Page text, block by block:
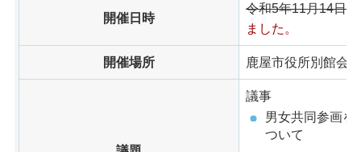
開催日時
令和5年11月14日
ました。
開催場所 鹿屋市役所別館会
議事
男女共同参画を
ついて